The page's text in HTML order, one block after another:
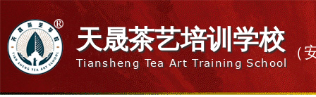
天晟茶艺培训学校
Tiansheng Tea Art Training School
（